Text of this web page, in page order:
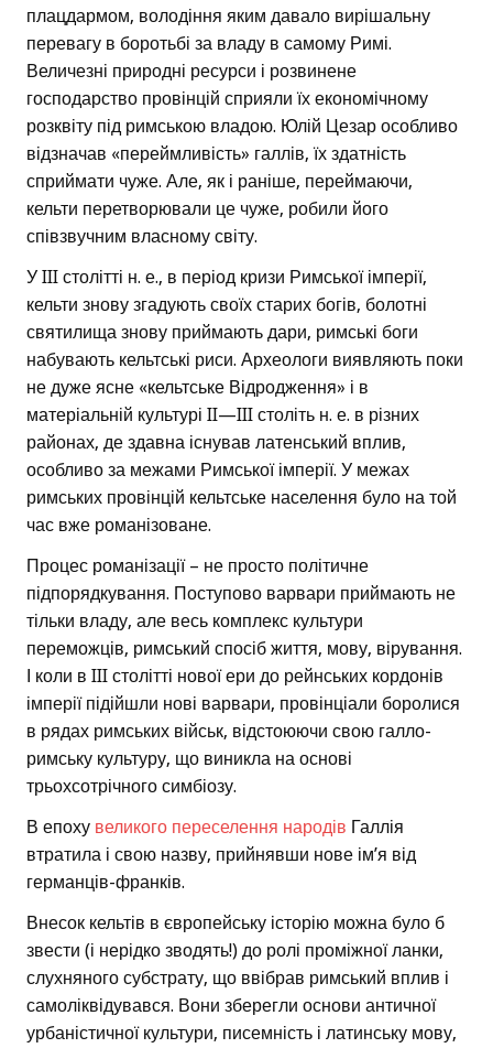
плацдармом, володіння яким давало вирішальну
перевагу в боротьбі за владу в самому Римі.
Величезні природні ресурси і розвинене
господарство провінцій сприяли їх економічному
розквіту під римською владою. Юлій Цезар особливо
відзначав «переймливість» галлів, їх здатність
сприймати чуже. Але, як і раніше, переймаючи,
кельти перетворювали це чуже, робили його
співзвучним власному світу.
У III столітті н. е., в період кризи Римської імперії,
кельти знову згадують своїх старих богів, болотні
святилища знову приймають дари, римські боги
набувають кельтські риси. Археологи виявляють поки
не дуже ясне «кельтське Відродження» і в
матеріальній культурі II—III століть н. е. в різних
районах, де здавна існував латенський вплив,
особливо за межами Римської імперії. У межах
римських провінцій кельтське населення було на той
час вже романізоване.
Процес романізації – не просто політичне
підпорядкування. Поступово варвари приймають не
тільки владу, але весь комплекс культури
переможців, римський спосіб життя, мову, вірування.
І коли в III столітті нової ери до рейнських кордонів
імперії підійшли нові варвари, провінціали боролися
в рядах римських військ, відстоюючи свою галло-
римську культуру, що виникла на основі
трьохсотрічного симбіозу.
В епоху великого переселення народів Галлія
втратила і свою назву, прийнявши нове ім’я від
германців-франків.
Внесок кельтів в європейську історію можна було б
звести (і нерідко зводять!) до ролі проміжної ланки,
слухняного субстрату, що ввібрав римський вплив і
самоліквідувався. Вони зберегли основи античної
урбаністичної культури, писемність і латинську мову,